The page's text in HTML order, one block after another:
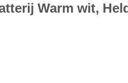
Warm wit,